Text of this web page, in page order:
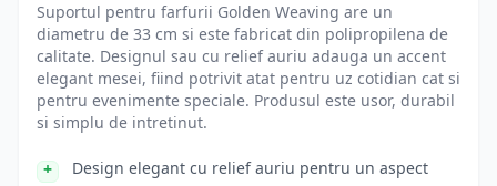
Suportul pentru farfurii Golden Weaving are un
diametru de 33 cm si este fabricat din polipropilena de
calitate. Designul sau cu relief auriu adauga un accent
elegant mesei, fiind potrivit atat pentru uz cotidian cat si
pentru evenimente speciale. Produsul este usor, durabil
si simplu de intretinut.
Design elegant cu relief auriu pentru un aspect